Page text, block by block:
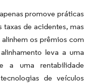
promove práticas
taxas de acidentes, mas
os prêmios com
leva a uma
a uma rentabilidade
de veículos